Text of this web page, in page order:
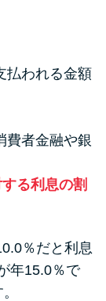
払われる金額
費者金融や銀
る利息の割
％だと利息
年15.0％で